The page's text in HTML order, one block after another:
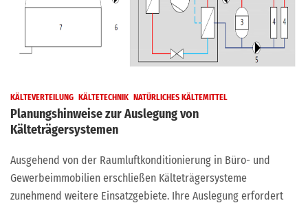
KÄLTEVERTEILUNG KÄLTETECHNIK NATÜRLICHES KÄLTEMITTEL
Planungshinweise zur Auslegung von
Kälteträgersystemen
Ausgehend von der Raumluftkonditionierung in Büro- und
Gewerbeimmobilien erschließen Kälteträgersysteme
zunehmend weitere Einsatzgebiete. Ihre Auslegung erfordert